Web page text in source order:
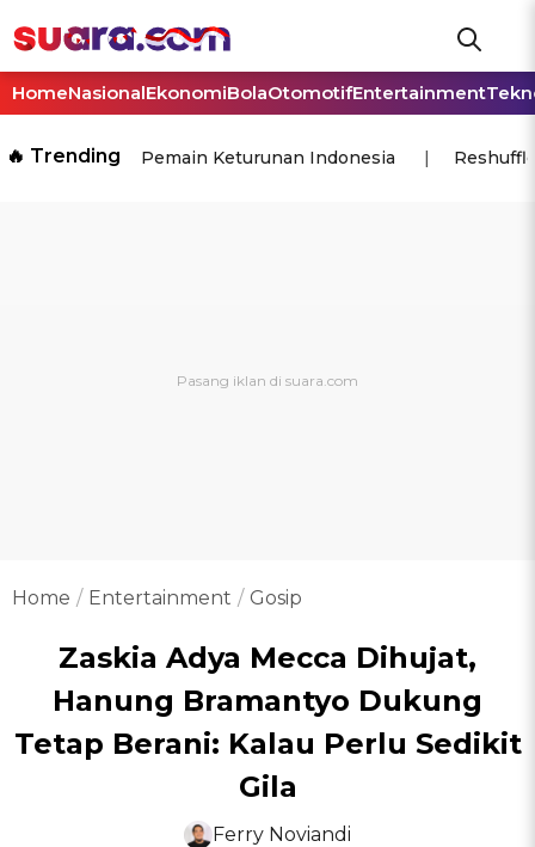
HomeNasionalEkonomiBolaOtomotifEntertainment
🔥 Trending Pemain Keturunan Indonesia
Home Entertainment Gosip
Zaskia Adya Mecca Dihujat,
Hanung Bramantyo Dukung
Tetap Berani: Kalau Perlu Sedikit
Gila
Ferry Noviandi